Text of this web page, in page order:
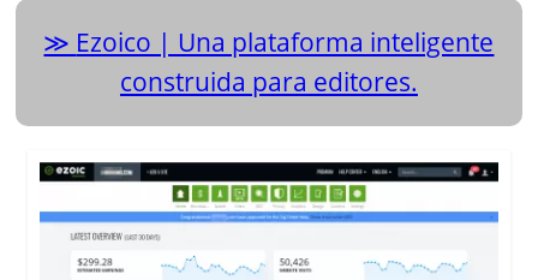
Ezoico | Una plataforma inteligente
construida para editores.